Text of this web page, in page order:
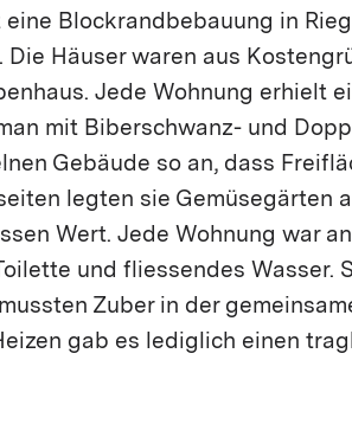
Blockrandbebauung in
Die Häuser waren aus
Jede Wohnung erhielt
mit Biberschwanz- und
Gebäude so an, dass
legten sie Gemüsegärten
Wert. Jede Wohnung war
und fliessendes Wasser.
Zuber in der
gab es lediglich einen